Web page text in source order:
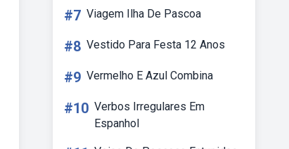
#7 Viagem Ilha De Pascoa
#8 Vestido Para Festa 12 Anos
#9 Vermelho E Azul Combina
#10 Verbos Irregulares Em
Espanhol